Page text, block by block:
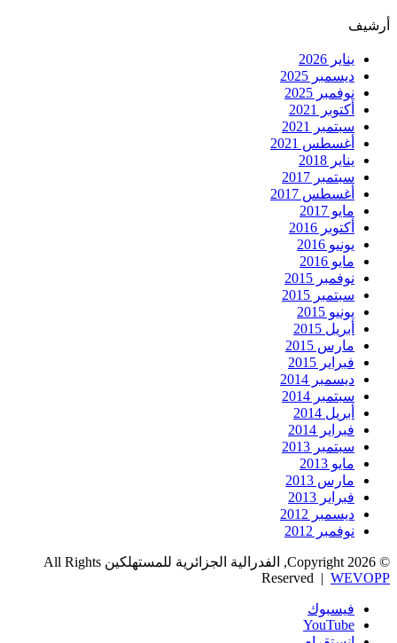
أرشيف
يناير 2026
ديسمبر 2025
نوفمبر 2025
أكتوبر 2021
سبتمبر 2021
أغسطس 2021
يناير 2018
سبتمبر 2017
أغسطس 2017
مايو 2017
أكتوبر 2016
يونيو 2016
مايو 2016
نوفمبر 2015
سبتمبر 2015
يونيو 2015
أبريل 2015
مارس 2015
فبراير 2015
ديسمبر 2014
سبتمبر 2014
أبريل 2014
فبراير 2014
سبتمبر 2013
مايو 2013
مارس 2013
فبراير 2013
ديسمبر 2012
نوفمبر 2012
© Copyright 2026, الفدرالية الجزائرية للمستهلكين All Rights
Reserved | WEVOPP
فيسبوك
‫YouTube